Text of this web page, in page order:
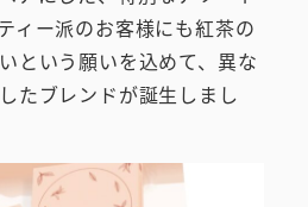
ィー派のお客様にも紅茶の
という願いを込めて、異な
たブレンドが誕生しまし